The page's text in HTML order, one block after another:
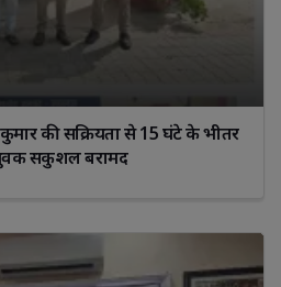
कुमार की सक्रियता से 15 घंटे के भीतर
सकुशल बरामद